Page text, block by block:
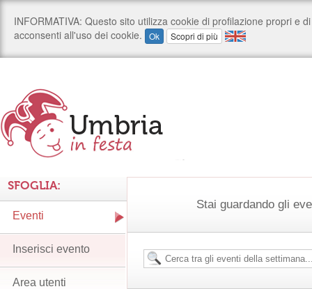
Stai guardando gli
SFOGLIA:
Eventi
Inserisci evento
Area utenti